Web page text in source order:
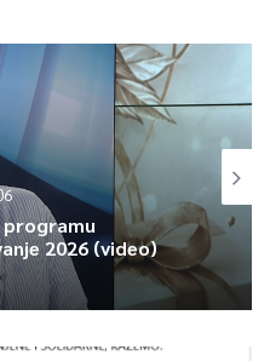
programu
2026 (video)